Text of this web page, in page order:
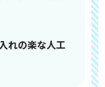
れの楽な人工